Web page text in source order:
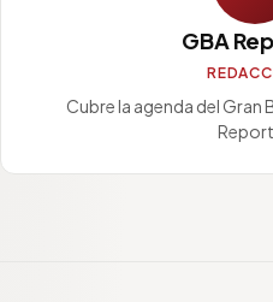
GBA
Cubre la agenda del Gran